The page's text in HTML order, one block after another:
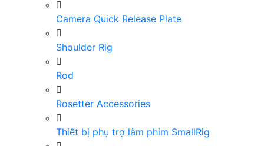
Camera Quick Release Plate
Shoulder Rig
Rod
Rosetter Accessories
Thiết bị phụ trợ làm phim SmallRig